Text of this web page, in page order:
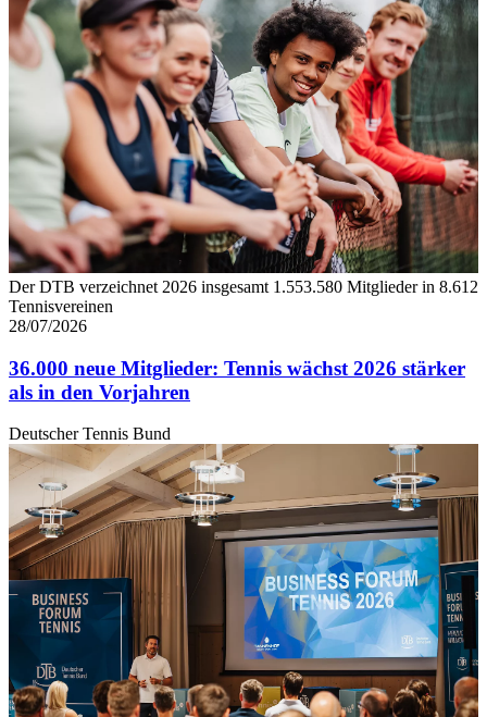
Der DTB verzeichnet 2026 insgesamt 1.553.580 Mitglieder in 8.612
Tennisvereinen
28/07/2026
36.000 neue Mitglieder: Tennis wächst 2026 stärker
als in den Vorjahren
Deutscher Tennis Bund